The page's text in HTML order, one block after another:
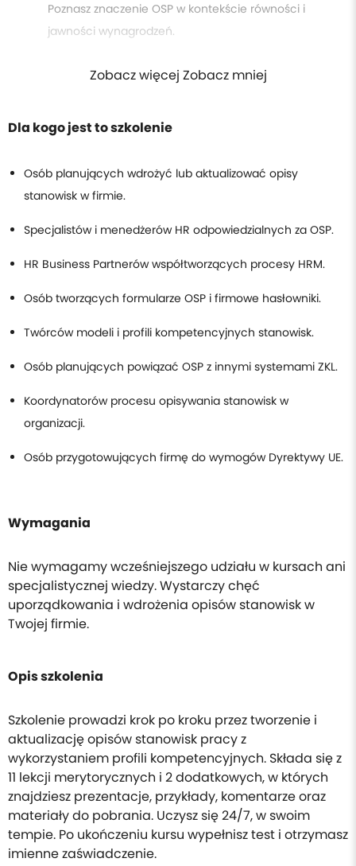
Poznasz znaczenie OSP w kontekście równości i
jawności wynagrodzeń.
Zobacz więcej Zobacz mniej
Dla kogo jest to szkolenie
Osób planujących wdrożyć lub aktualizować opisy
stanowisk w firmie.
Specjalistów i menedżerów HR odpowiedzialnych za OSP.
HR Business Partnerów współtworzących procesy HRM.
Osób tworzących formularze OSP i firmowe hasłowniki.
Twórców modeli i profili kompetencyjnych stanowisk.
Osób planujących powiązać OSP z innymi systemami ZKL.
Koordynatorów procesu opisywania stanowisk w
organizacji.
Osób przygotowujących firmę do wymogów Dyrektywy UE.
Wymagania
Nie wymagamy wcześniejszego udziału w kursach ani
specjalistycznej wiedzy. Wystarczy chęć
uporządkowania i wdrożenia opisów stanowisk w
Twojej firmie.
Opis szkolenia
Szkolenie prowadzi krok po kroku przez tworzenie i
aktualizację opisów stanowisk pracy z
wykorzystaniem profili kompetencyjnych. Składa się z
11 lekcji merytorycznych i 2 dodatkowych, w których
znajdziesz prezentacje, przykłady, komentarze oraz
materiały do pobrania. Uczysz się 24/7, w swoim
tempie. Po ukończeniu kursu wypełnisz test i otrzymasz
imienne zaświadczenie.